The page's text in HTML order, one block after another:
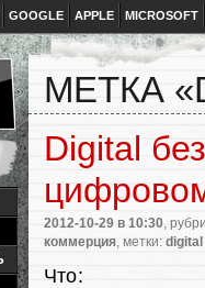
GOOGLE APPLE MICROSOFT
МЕТКА
Digital
2012-10-29 в 10:30,
коммерция, метки: digital
Что: